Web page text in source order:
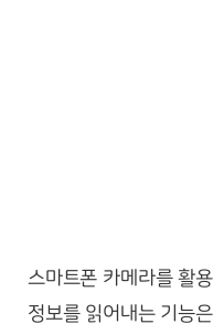
스마트폰 카메라를 활
정보를 읽어내는 기능